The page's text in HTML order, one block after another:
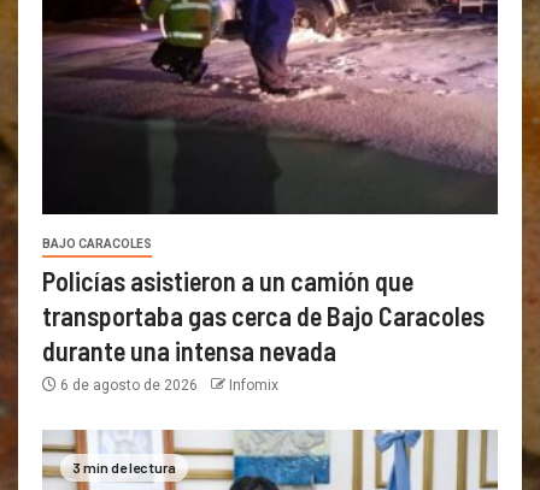
BAJO CARACOLES
Policías asistieron a un camión que
transportaba gas cerca de Bajo Caracoles
durante una intensa nevada
6 de agosto de 2026 Infomix
3 min de lectura